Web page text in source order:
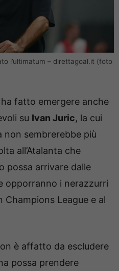
l’ultimatum – direttagoal.it (foto
fatto emergere anche
su Ivan Juric, la cui
non sembrerebbe più
all’Atalanta che
possa arrivare dalle
opporranno i nerazzurri
Champions League e al
è affatto da escludere
possa prendere